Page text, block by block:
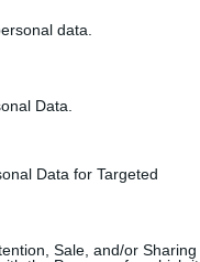
data.
Data.
Data for Targeted
Sale, and/or Sharing